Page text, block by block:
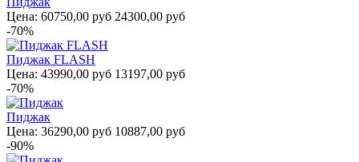
Цена: 60750,00 руб 24300,00 руб
-70%
Пиджак FLASH
Цена: 43990,00 руб 13197,00 руб
-70%
Пиджак
Цена: 36290,00 руб 10887,00 руб
-90%